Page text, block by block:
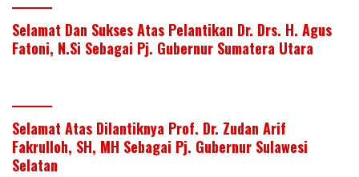
Selamat Dan Sukses Atas Pelantikan Dr. Drs. H. Agus
Fatoni, N.Si Sebagai Pj. Gubernur Sumatera Utara
Selamat Atas Dilantiknya Prof. Dr. Zudan Arif
Fakrulloh, SH, MH Sebagai Pj. Gubernur Sulawesi
Selatan